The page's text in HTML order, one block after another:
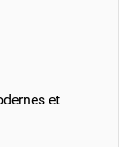
et